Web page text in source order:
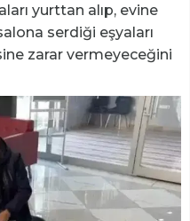
yurttan alıp, evine
serdiği eşyaları
zarar vermeyeceğini